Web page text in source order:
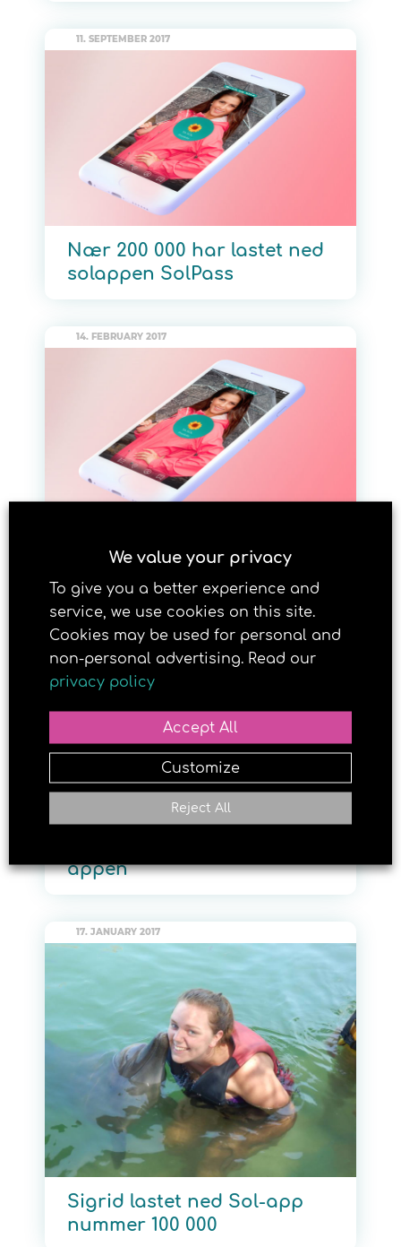
11. SEPTEMBER 2017
Nær 200 000 har lastet ned
solappen SolPass
14. FEBRUARY 2017
120 000 har lastet ned Brun
og blid sin sol-app
31. JANUARY 2017
appen
17. JANUARY 2017
Sigrid lastet ned Sol-app
nummer 100 000
We value your privacy
To give you a better experience and
service, we use cookies on this site.
Cookies may be used for personal and
non-personal advertising. Read our
privacy policy
Accept All
Reject All
Customize